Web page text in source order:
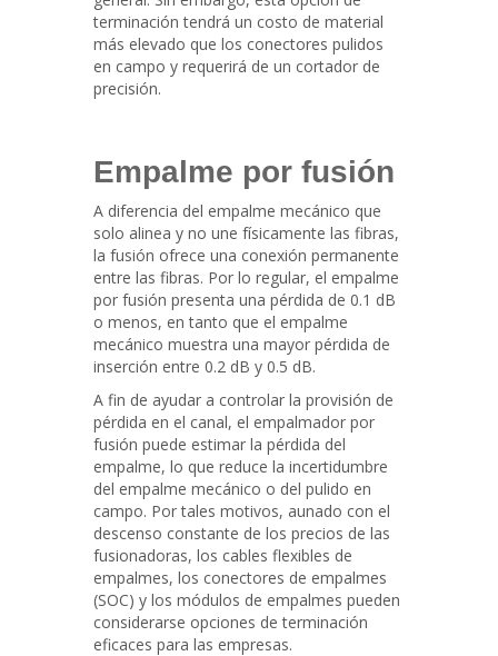
terminación tendrá un costo de material
más elevado que los conectores pulidos
en campo y requerirá de un cortador de
precisión.
Empalme por fusión
A diferencia del empalme mecánico que
solo alinea y no une físicamente las fibras,
la fusión ofrece una conexión permanente
entre las fibras. Por lo regular, el empalme
por fusión presenta una pérdida de 0.1 dB
o menos, en tanto que el empalme
mecánico muestra una mayor pérdida de
inserción entre 0.2 dB y 0.5 dB.
A fin de ayudar a controlar la provisión de
pérdida en el canal, el empalmador por
fusión puede estimar la pérdida del
empalme, lo que reduce la incertidumbre
del empalme mecánico o del pulido en
campo. Por tales motivos, aunado con el
descenso constante de los precios de las
fusionadoras, los cables flexibles de
empalmes, los conectores de empalmes
(SOC) y los módulos de empalmes pueden
considerarse opciones de terminación
eficaces para las empresas.